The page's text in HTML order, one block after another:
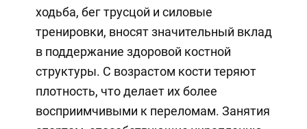
ходьба, бег трусцой и силовые
тренировки, вносят значительный вклад
в поддержание здоровой костной
структуры. С возрастом кости теряют
плотность, что делает их более
восприимчивыми к переломам. Занятия